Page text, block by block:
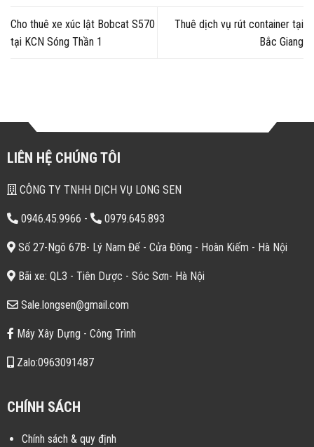
Cho thuê xe xúc lật Bobcat S570
tại KCN Sóng Thần 1
Thuê dịch vụ rút container tại
Bắc Giang
LIÊN HỆ CHÚNG TÔI
CÔNG TY TNHH DỊCH VỤ LONG SEN
0946.45.9966 - 0979.645.893
Số 27-Ngõ 67B- Lý Nam Đế - Cửa Đông - Hoàn Kiếm - Hà Nội
Bãi xe: QL3 - Tiên Dược - Sóc Sơn- Hà Nội
Sale.longsen@gmail.com
Máy Xây Dựng - Công Trình
Zalo:0963091487
CHÍNH SÁCH
Chính sách & quy định